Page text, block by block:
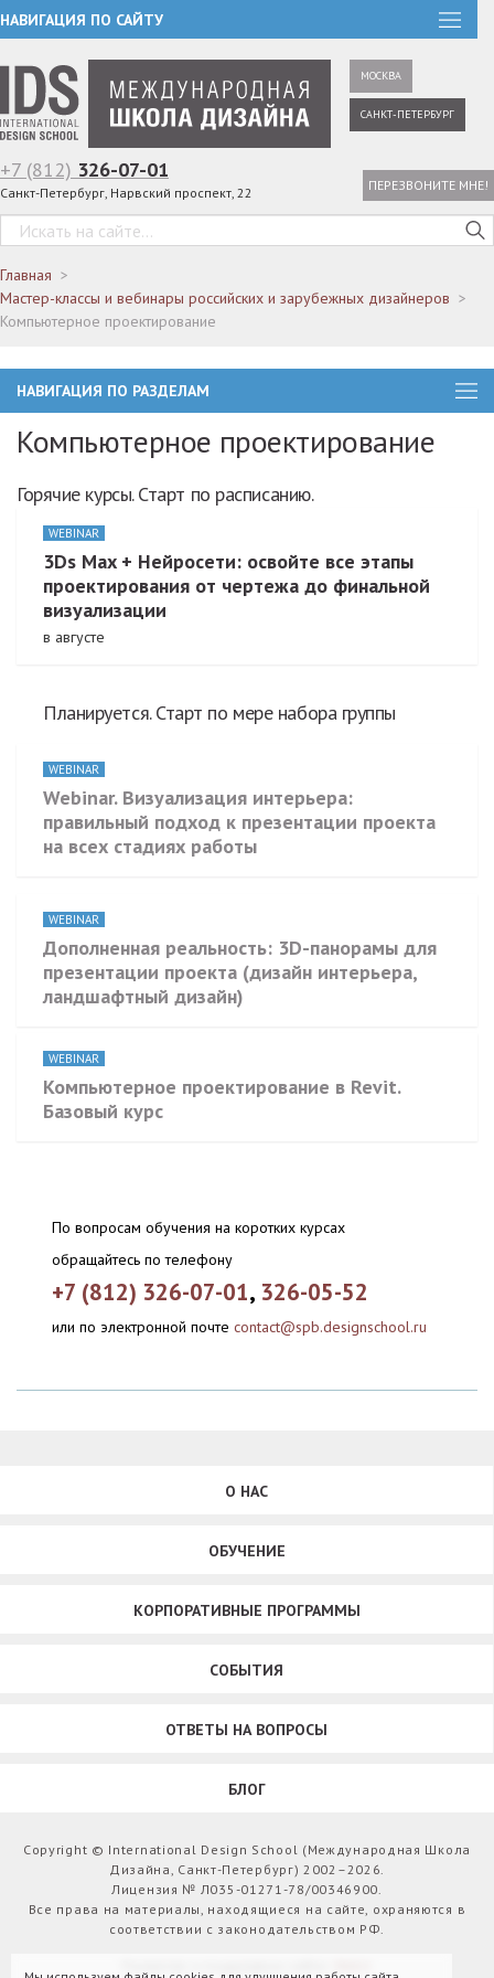
НАВИГАЦИЯ ПО САЙТУ
МОСКВА
САНКТ-ПЕТЕРБУРГ
+7 (812) 326-07-01
Санкт-Петербург, Нарвский проспект, 22 ПЕРЕЗВОНИТЕ МНЕ!
Главная
Мастер-классы и вебинары российских и зарубежных дизайнеров
Компьютерное проектирование
НАВИГАЦИЯ ПО РАЗДЕЛАМ
Компьютерное проектирование
Горячие курсы. Старт по расписанию.
WEBINAR
3Ds Max + Нейросети: освойте все этапы
проектирования от чертежа до финальной
визуализации
в августе
Планируется. Старт по мере набора группы
WEBINAR
Webinar. Визуализация интерьера:
правильный подход к презентации проекта
на всех стадиях работы
WEBINAR
Дополненная реальность: 3D-панорамы для
презентации проекта (дизайн интерьера,
ландшафтный дизайн)
WEBINAR
Компьютерное проектирование в Revit.
Базовый курс
По вопросам обучения на коротких курсах
обращайтесь по телефону
+7 (812) 326-07-01, 326-05-52
или по электронной почте contact@spb.designschool.ru
О НАС
ОБУЧЕНИЕ
КОРПОРАТИВНЫЕ ПРОГРАММЫ
СОБЫТИЯ
ОТВЕТЫ НА ВОПРОСЫ
БЛОГ
Copyright © International Design School (Международная Школа
Дизайна, Санкт-Петербург) 2002–2026.
Лицензия № Л035-01271-78/00346900.
Все права на материалы, находящиеся на сайте, охраняются в
соответствии с законодательством РФ.